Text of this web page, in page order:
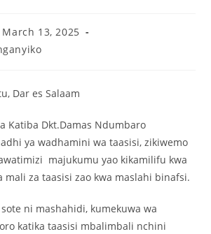
March 13, 2025
Dar es Salaam
Katiba Dkt.Damas Ndumbaro
ya wadhamini wa taasisi, zikiwemo
majukumu yao kikamilifu kwa
mali za taasisi zao kwa maslahi binafsi.
ni mashahidi, kumekuwa wa
katika taasisi mbalimbali nchini